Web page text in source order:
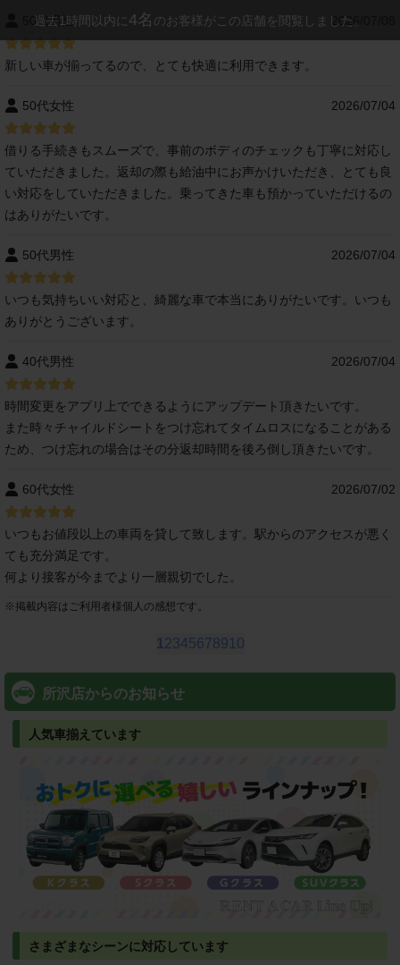
50代男性 2026/07/08
新しい車が揃ってるので、とても快適に利用できます。
50代女性 2026/07/04
借りる手続きもスムーズで、事前のボディのチェックも丁寧に対応し
ていただきました。返却の際も給油中にお声かけいただき、とても良
い対応をしていただきました。乗ってきた車も預かっていただけるの
はありがたいです。
50代男性 2026/07/04
いつも気持ちいい対応と、綺麗な車で本当にありがたいです。いつも
ありがとうございます。
40代男性 2026/07/04
時間変更をアプリ上でできるようにアップデート頂きたいです。
また時々チャイルドシートをつけ忘れてタイムロスになることがある
ため、つけ忘れの場合はその分返却時間を後ろ倒し頂きたいです。
60代女性 2026/07/02
いつもお値段以上の車両を貸して致します。駅からのアクセスが悪く
ても充分満足です。
何より接客が今までより一層親切でした。
※ 掲載内容はご利用者様個人の感想です。
1 2345678910
所沢店からのお知らせ
人気車揃えています
さまざまなシーンに対応しています
過去1時間以内に 4名 のお客様がこの店舗を閲覧しました。